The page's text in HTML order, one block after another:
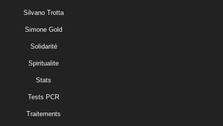
Silvano Trotta
Simone Gold
Solidarité
Spiritualite
Stats
Tests PCR
Traitements